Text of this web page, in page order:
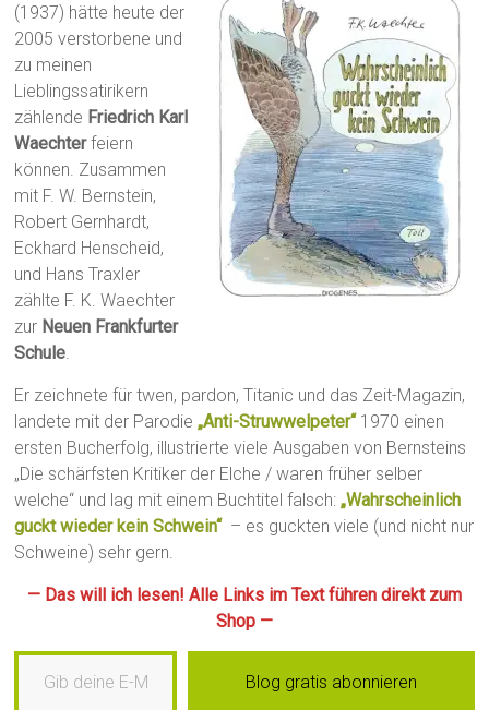
(1937) hätte heute der
2005 verstorbene und
zu meinen
Lieblingssatirikern
zählende Friedrich Karl
Waechterfeiern
können. Zusammen
mit F. W. Bernstein,
Robert Gernhardt,
Eckhard Henscheid,
und Hans Traxler
zählte F. K. Waechter
zur Neuen Frankfurter
Schule.
Er zeichnete für twen, pardon, Titanic und das Zeit-Magazin,
landete mit der Parodie„Anti-Struwwelpeter“1970 einen
ersten Bucherfolg, illustrierte viele Ausgaben von Bernsteins
„Die schärfsten Kritiker der Elche / waren früher selber
welche“ und lag mit einem Buchtitel falsch:„Wahrscheinlich
guckt wieder kein Schwein“– es guckten viele (und nicht nur
Schweine) sehr gern.
— Das will ich lesen! Alle Links im Text führen direkt zum
Shop —
Gib deine E-Mail-Adresse ein …
Blog gratis abonnieren